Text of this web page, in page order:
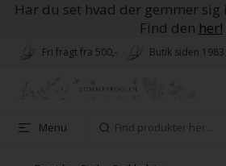
Har du set hvad der gemmer
Find den her!
Fri fragt fra 500,- Butik siden 1983
Menu